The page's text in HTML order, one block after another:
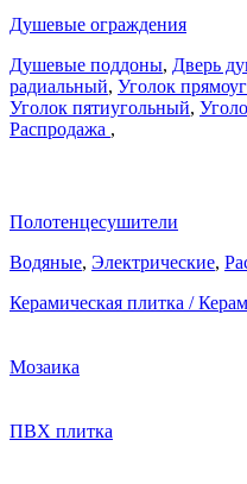
Душевые ограждения
Душевые поддоны, Дверь
радиальный, Уголок
Уголок пятиугольный,
Распродажа ,
Полотенцесушители
Водяные, Электрические,
Керамическая плитка /
Мозаика
ПВХ плитка